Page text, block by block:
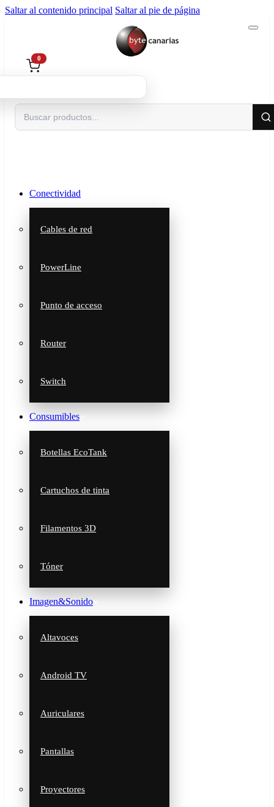
Saltar al contenido principal Saltar al pie de página
Buscar
0
Conectividad
Cables de red
PowerLine
Punto de acceso
Router
Switch
Consumibles
Botellas EcoTank
Cartuchos de tinta
Filamentos 3D
Tóner
Imagen&Sonido
Altavoces
Android TV
Auriculares
Pantallas
Proyectores